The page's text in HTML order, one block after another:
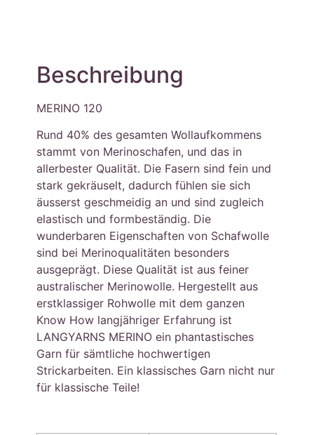
Beschreibung
MERINO 120
Rund 40% des gesamten Wollaufkommens
stammt von Merinoschafen, und das in
allerbester Qualität. Die Fasern sind fein und
stark gekräuselt, dadurch fühlen sie sich
äusserst geschmeidig an und sind zugleich
elastisch und formbeständig. Die
wunderbaren Eigenschaften von Schafwolle
sind bei Merinoqualitäten besonders
ausgeprägt. Diese Qualität ist aus feiner
australischer Merinowolle. Hergestellt aus
erstklassiger Rohwolle mit dem ganzen
Know How langjähriger Erfahrung ist
LANGYARNS MERINO ein phantastisches
Garn für sämtliche hochwertigen
Strickarbeiten. Ein klassisches Garn nicht nur
für klassische Teile!